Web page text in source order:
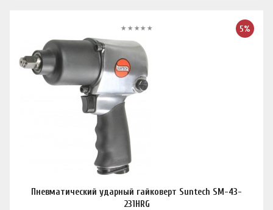
5%
Пневматический ударный гайковерт Suntech SM-43-
231HRG